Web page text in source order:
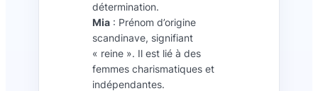
détermination.
Mia: Prénom d’origine
scandinave, signifiant
« reine ». Il est lié à des
femmes charismatiques et
indépendantes.